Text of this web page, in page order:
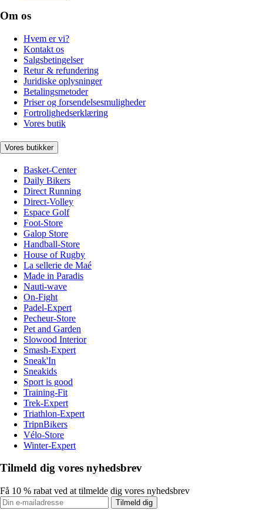
Om os
Hvem er vi?
Kontakt os
Salgsbetingelser
Retur & refundering
Juridiske oplysninger
Betalingsmetoder
Priser og forsendelsesmuligheder
Fortrolighedserklæring
Vores butik
Vores butikker
Basket-Center
Daily Bikers
Direct Running
Direct-Volley
Espace Golf
Foot-Store
Galop Store
Handball-Store
House of Rugby
La sellerie de Maé
Made in Paradis
Nauti-wave
On-Fight
Padel-Expert
Pecheur-Store
Pet and Garden
Slowood Interior
Smash-Expert
Sneak'In
Sneakids
Sport is good
Training-Fit
Trek-Expert
Triathlon-Expert
TripnBikers
Vélo-Store
Winter-Expert
Tilmeld dig vores nyhedsbrev
Få 10 % rabat ved at tilmelde dig vores nyhedsbrev
Tilmeld dig